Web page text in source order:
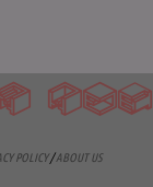
WEB
POLICY/ABOUT US